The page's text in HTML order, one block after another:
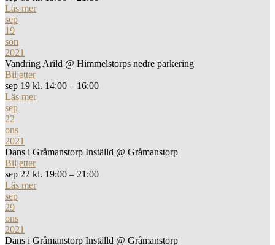
Läs mer
sep
19
sön
2021
Vandring Arild @ Himmelstorps nedre parkering
Biljetter
sep 19 kl. 14:00 – 16:00
Läs mer
sep
22
ons
2021
Dans i Gråmanstorp Inställd @ Gråmanstorp
Biljetter
sep 22 kl. 19:00 – 21:00
Läs mer
sep
29
ons
2021
Dans i Gråmanstorp Inställd @ Gråmanstorp